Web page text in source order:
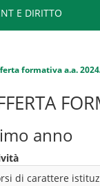
E DIRITTO
formativa a.a.
anno
di carattere